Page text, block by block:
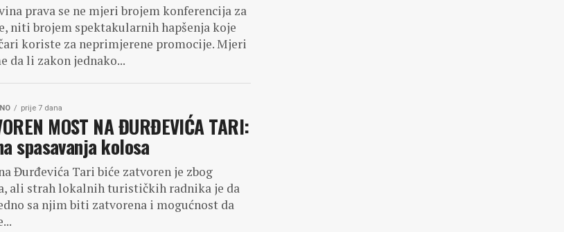
prava se ne mjeri brojem konferencija za
niti brojem spektakularnih hapšenja koje
koriste za neprimjerene promocije. Mjeri
da li zakon jednako...
prije 7 dana
MOST NA ĐURĐEVIĆA TARI:
spasavanja kolosa
Đurđevića Tari biće zatvoren je zbog
ali strah lokalnih turističkih radnika je da
sa njim biti zatvorena i mogućnost da